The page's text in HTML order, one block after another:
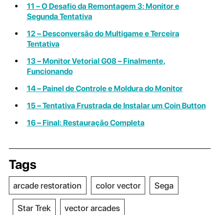
11 – O Desafio da Remontagem 3: Monitor e
Segunda Tentativa
12 – Desconversão do Multigame e Terceira
Tentativa
13 – Monitor Vetorial G08 – Finalmente,
Funcionando
14 – Painel de Controle e Moldura do Monitor
15 – Tentativa Frustrada de Instalar um Coin Button
16 – Final: Restauração Completa
Tags
arcade restoration color vector Sega
Star Trek vector arcades